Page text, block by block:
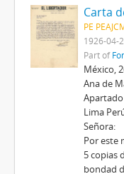
PE
1926-04-
Part of
México,
Ana de
Lima
Señora:
Por este
5 copias
bondad